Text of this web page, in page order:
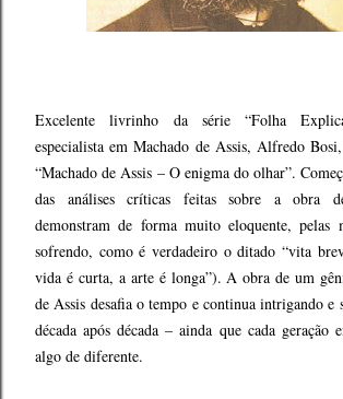
Excelente livrinho da série “Folha
especialista em Machado de Assis, Alfredo
“Machado de Assis – O enigma do olhar”.
das análises críticas feitas sobre a obra
demonstram de forma muito eloquente, pelas
sofrendo, como é verdadeiro o ditado “vita
vida é curta, a arte é longa”). A obra de um
de Assis desafia o tempo e continua intrigando e
década após década – ainda que cada geração
algo de diferente.